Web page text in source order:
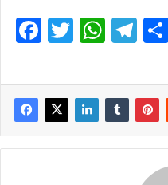
F
c
e
b
o
T
itt
er
W
at
s
A
p
T
e
gr
a
m